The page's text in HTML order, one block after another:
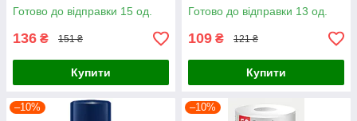
Готово до відправки 15 од.
136 ₴ 151 ₴
Купити
Готово до відправки 13 од.
109 ₴ 121 ₴
Купити
–10% –10%